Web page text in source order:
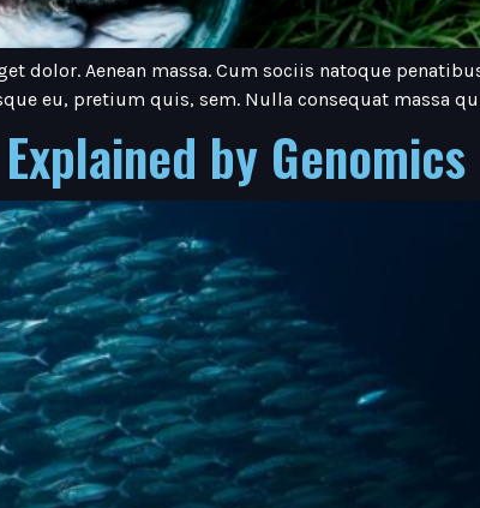
dolor. Aenean massa. Cum sociis natoque
eu, pretium quis, sem. Nulla consequat massa
by Genomics